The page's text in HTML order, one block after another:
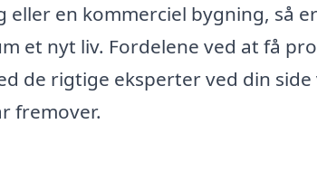
en kommerciel bygning, så er
et nyt liv. Fordelene ved at få
de rigtige eksperter ved din side
fremover.